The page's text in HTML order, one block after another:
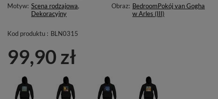
Motyw: Scena rodzajowa,
Dekoracyjny
Obraz: BedroomPokój van Gogha
w Arles (III)
Kod produktu : BLN0315
99,90 zł